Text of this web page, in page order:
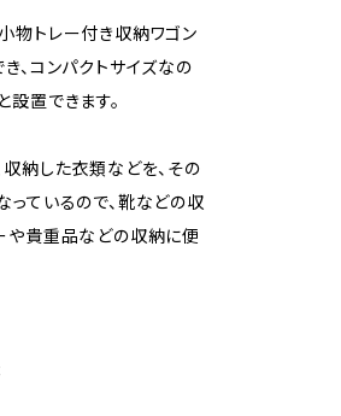
物トレー付き収納ワゴン
、コンパクトサイズなの
置できます。
収納した衣類などを、その
っているので、靴などの収
や貴重品などの収納に便